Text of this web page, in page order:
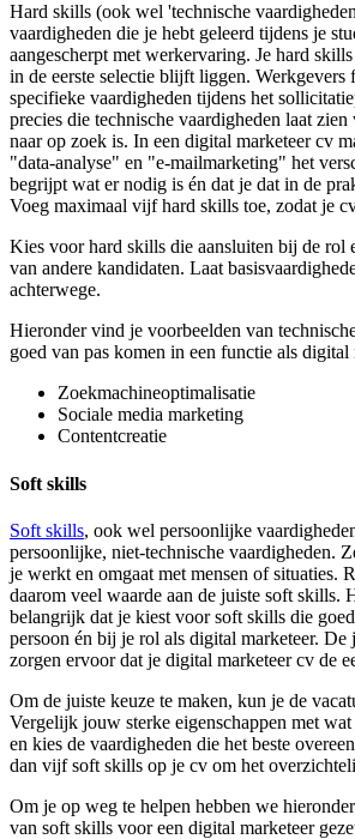
Hard skills (ook wel 'technische
vaardigheden die je hebt geleerd tijdens je
aangescherpt met werkervaring. Je hard
in de eerste selectie blijft liggen.
specifieke vaardigheden tijdens het
precies die technische vaardigheden laat
naar op zoek is. In een digital marketeer cv
"data-analyse" en "e-mailmarketing" het
begrijpt wat er nodig is én dat je dat in de
Voeg maximaal vijf hard skills toe, zodat je
Kies voor hard skills die aansluiten bij de rol
van andere kandidaten. Laat
achterwege.
Hieronder vind je voorbeelden van
goed van pas komen in een functie als digital
Zoekmachineoptimalisatie
Sociale media marketing
Contentcreatie
Soft skills
Soft skills, ook wel persoonlijke
persoonlijke, niet-technische vaardigheden.
je werkt en omgaat met mensen of situaties.
daarom veel waarde aan de juiste soft skills.
belangrijk dat je kiest voor soft skills die
persoon én bij je rol als digital marketeer. De
zorgen ervoor dat je digital marketeer cv de
Om de juiste keuze te maken, kun je de
Vergelijk jouw sterke eigenschappen met
en kies de vaardigheden die het beste
dan vijf soft skills op je cv om het
Om je op weg te helpen hebben we
van soft skills voor een digital marketeer